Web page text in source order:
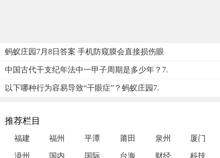
蚂蚁庄园7月8日答案 手机防窥膜会直接损伤眼
中国古代干支纪年法中一甲子周期是多少年？7.
以下哪种行为容易导致“干眼症”？蚂蚁庄园7.
推荐栏目
福建 福州 平潭 莆田 泉州 厦门
漳州 国内 国际 台海 财经 科技